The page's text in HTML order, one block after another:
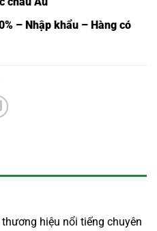
– Nhập khẩu – Hàng có
hiệu nổi tiếng chuyên